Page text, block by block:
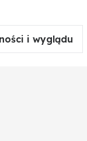
i wyglądu